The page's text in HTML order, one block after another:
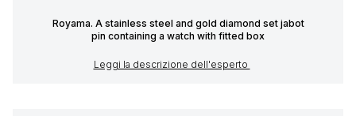
Royama. A stainless steel and gold diamond set jabot
pin containing a watch with fitted box
Leggi la descrizione dell'esperto